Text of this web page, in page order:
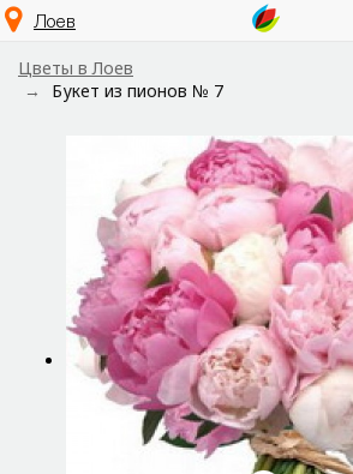
Лоев
Цветы в Лоев
Букет из пионов № 7